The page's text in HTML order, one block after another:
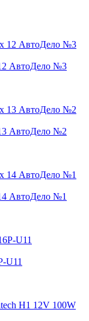
АвтоДело №3
АвтоДело №2
АвтоДело №1
U11